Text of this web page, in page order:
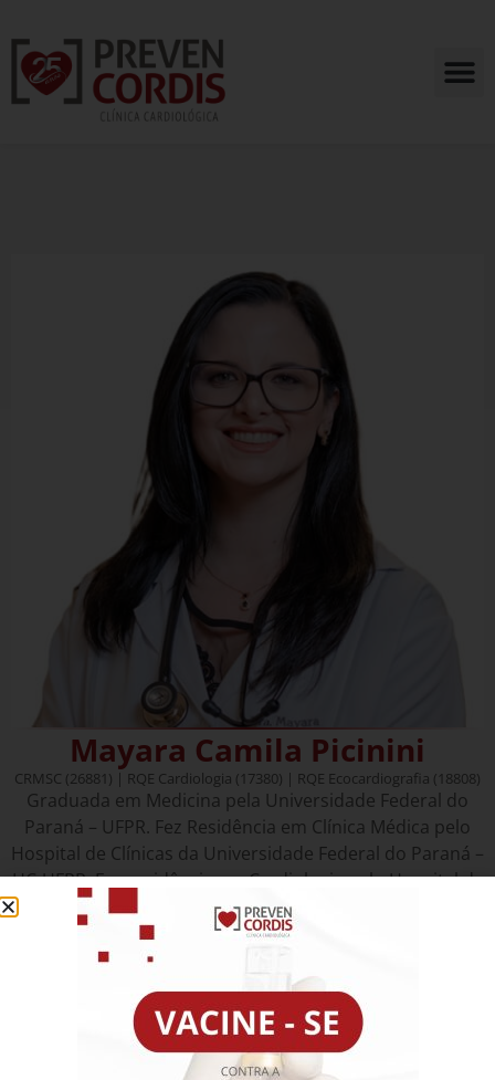
Mayara Camila Picinini
CRMSC (26881) | RQE Cardiologia (17380) | RQE Ecocardiografia (18808)
Graduada em Medicina pela Universidade Federal do
Paraná – UFPR. Fez Residência em Clínica Médica pelo
Hospital de Clínicas da Universidade Federal do Paraná –
HC-UFPR. Fez residência em Cardiologia pelo Hospital de
Clínicas da Universidade Federal do Paraná – HC-UFPR e
residência em Ecocardiografia pelo Instituto de
Cardiologia de Santa Catarina – ICSC. É Especialista em
Cardiologia pela Sociedade Brasileira de Cardiologia –
SBC /AMB. É Cardiologista do Instituto de Cardiologia de
Santa Catarina – ICSC. Atua também no Imperial Hospital
de Caridade e Clínica Prevencordis.